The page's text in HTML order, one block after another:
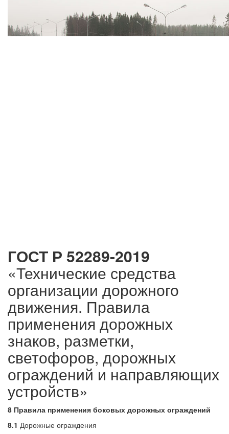
ГОСТ Р 52289-2019
«Технические средства
организации дорожного
движения. Правила
применения дорожных
знаков, разметки,
светофоров, дорожных
ограждений и направляющих
устройств»
8 Правила применения боковых дорожных ограждений
8.1 Дорожные ограждения